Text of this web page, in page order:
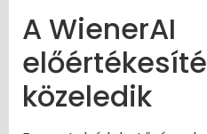
A WienerAI
közeledik